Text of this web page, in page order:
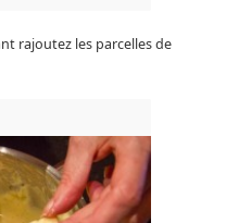
rajoutez les parcelles de